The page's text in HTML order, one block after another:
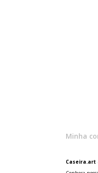
Minha
Caseira.art